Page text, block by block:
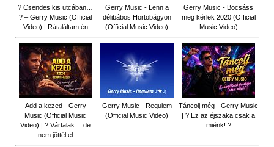
? Csendes kis utcában…
? – Gerry Music (Official
Video) | Rátaláltam én
Gerry Music - Lenn a
délibábos Hortobágyon
(Official Music Video)
Gerry Music - Bocsáss
meg kérlek 2020 (Official
Music Video)
Add a kezed - Gerry
Music (Official Music
Video) | ? Vártalak… de
nem jöttél el
Gerry Music - Requiem
(Official Music Video)
Táncolj még - Gerry Music
| ? Ez az éjszaka csak a
miénk! ?